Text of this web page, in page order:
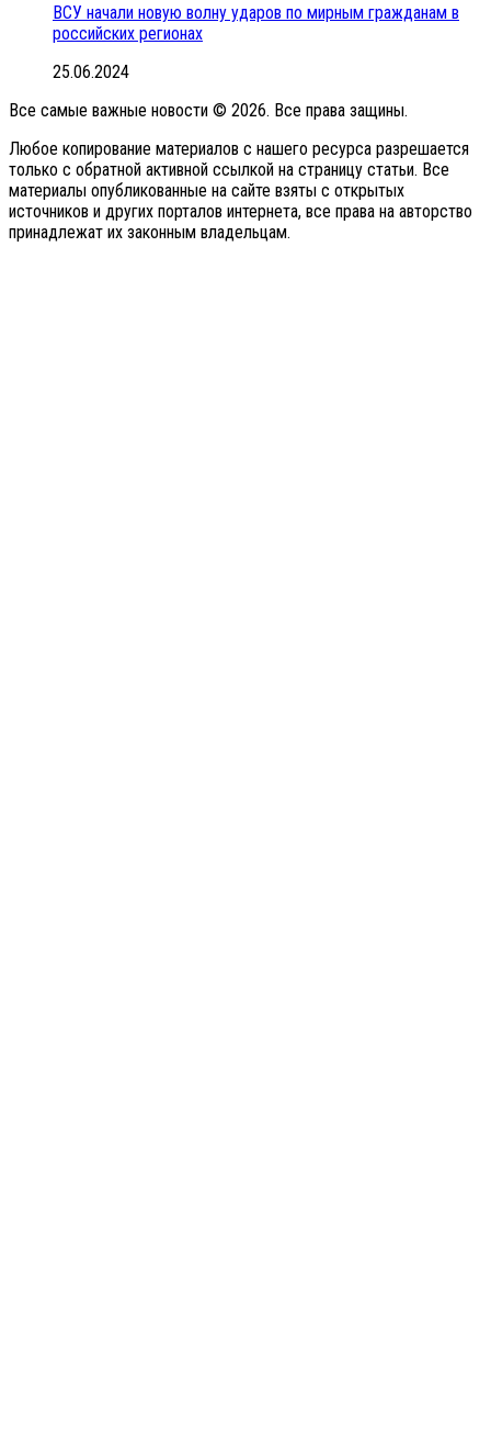
ВСУ начали новую волну ударов по мирным гражданам в
российских регионах
25.06.2024
Все самые важные новости © 2026. Все права защины.
Любое копирование материалов с нашего ресурса разрешается
только с обратной активной ссылкой на страницу статьи. Все
материалы опубликованные на сайте взяты с открытых
источников и других порталов интернета, все права на авторство
принадлежат их законным владельцам.